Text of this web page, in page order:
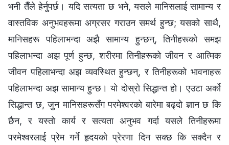
भनी तैँले हेर्नुपर्छ। यदि सत्यता छ भने, यसले मानिसलाई सामान्य र
वास्तविक अनुभवहरूमा अग्रसर गराउन समर्थ हुन्छ; यसको साथै,
मानिसहरू पहिलाभन्दा अझै सामान्य हुन्छन्‌, तिनीहरूको समझ
पहिलाभन्दा अझ पूर्ण हुन्छ, शरीरमा तिनीहरूको जीवन र आत्मिक
जीवन पहिलाभन्दा अझ व्यवस्थित हुन्छन्‌, र तिनीहरूको भावनाहरू
पहिलाभन्दा अझ सामान्य हुन्छ। यो दोस्रो सिद्धान्त हो। एउटा अर्को
सिद्धान्त छ, जुन मानिसहरूसँग परमेश्‍वरको बारेमा बढ्दो ज्ञान छ कि
छैन, र यस्तो कार्य र सत्यता अनुभव गर्दा यसले तिनीहरूमा
परमेश्‍वरलाई प्रेम गर्ने हृदयको प्रेरणा दिन सक्छ कि सक्दैन र